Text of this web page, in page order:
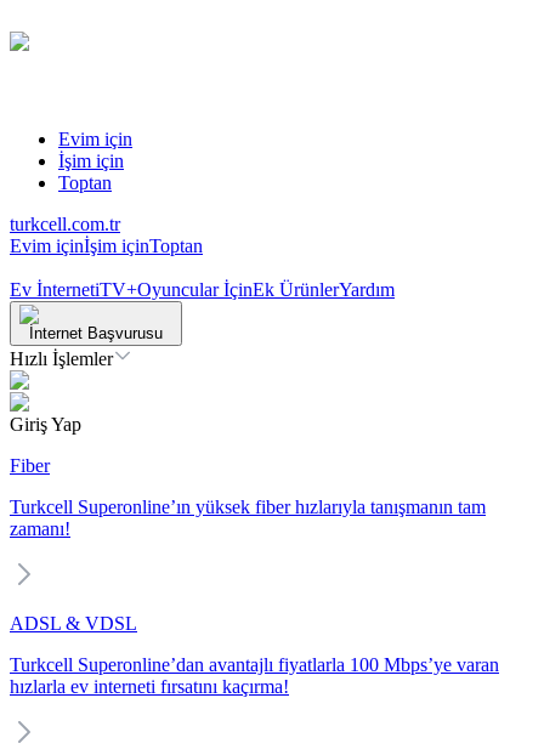
Evim için
İşim için
Toptan
turkcell.com.tr
Evim içinİşim içinToptan
Ev İnternetiTV+Oyuncular İçinEk ÜrünlerYardım
İnternet Başvurusu
Hızlı İşlemler
Giriş Yap
Fiber
Turkcell Superonline’ın yüksek fiber hızlarıyla tanışmanın tam
zamanı!
ADSL & VDSL
Turkcell Superonline’dan avantajlı fiyatlarla 100 Mbps’ye varan
hızlarla ev interneti fırsatını kaçırma!